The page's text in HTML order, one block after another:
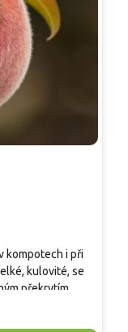
kompotech i při
kulovité, se
překrytím
navinulá,